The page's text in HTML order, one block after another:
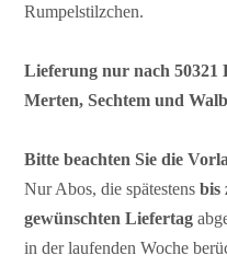
Rumpelstilzchen.
Lieferung nur nach 50321
Merten, Sechtem und
Bitte beachten Sie die
Nur Abos, die spätestens bis
gewünschten Liefertag
in der laufenden Woche